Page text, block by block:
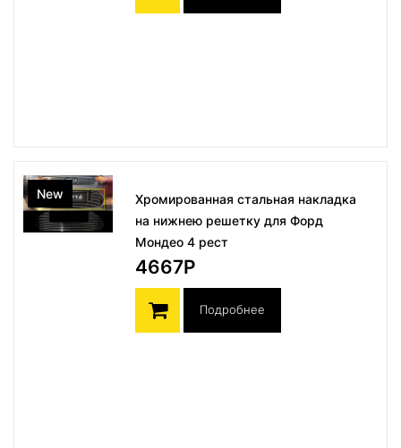
New
Хромированная стальная накладка
на нижнею решетку для Форд
Мондео 4 рест
4667Р
Подробнее